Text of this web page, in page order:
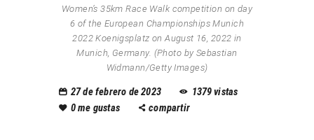
Women’s 35km Race Walk competition on day
6 of the European Championships Munich
2022 Koenigsplatz on August 16, 2022 in
Munich, Germany. (Photo by Sebastian
Widmann/Getty Images)
27 de febrero de 2023 1379vistas
0me gustas compartir